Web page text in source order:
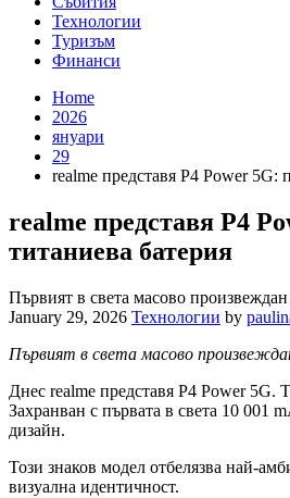
Технологии
Туризъм
Финанси
Home
2026
януари
29
realme представя P4 Power 5G:
realme представя P4
титаниева батерия
Първият в света масово
January 29, 2026 Технологии by
Първият в света масово
Днес realme представя P4 Power 5G.
Захранван с първата в света 10 001
дизайн.
Този знаков модел отбелязва най-
визуална идентичност.